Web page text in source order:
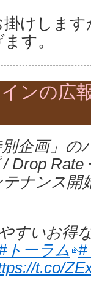
けしま
す。
ンの広
企画」の
Drop Rate
テナンス開
すいお得
トーラム #
t.co/